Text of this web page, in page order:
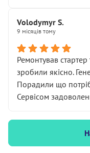
Volodymyr S.
9 місяців тому
Ремонтував
зробили якісно.
Порадили що
Сервісом